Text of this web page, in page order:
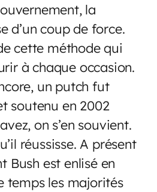
la
d’un coup de force.
cette méthode qui
à chaque occasion.
un putch fut
soutenu en 2002
on s’en souvient.
réussisse. A présent
Bush est enlisé en
temps les majorités